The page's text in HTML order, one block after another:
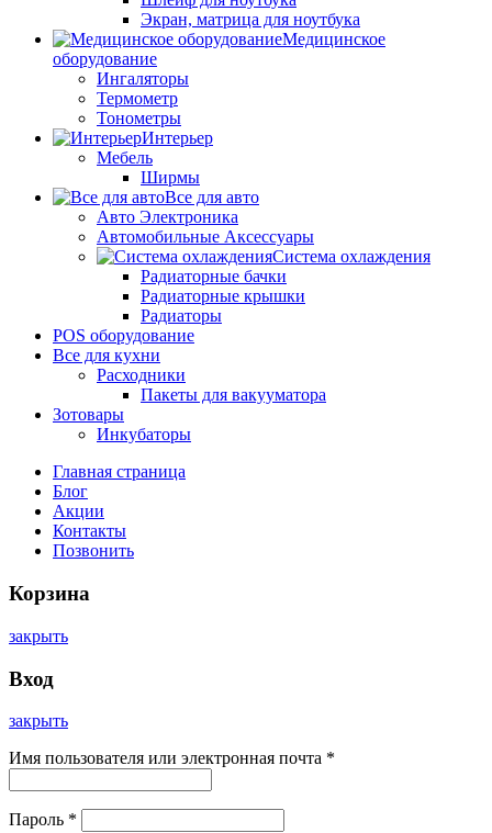
Экран, матрица для ноутбука
Медицинское
оборудование
Ингаляторы
Термометр
Тонометры
Интерьер
Мебель
Ширмы
Все для авто
Авто Электроника
Автомобильные Аксессуары
Система охлаждения
Радиаторные бачки
Радиаторные крышки
Радиаторы
POS оборудование
Все для кухни
Расходники
Пакеты для вакууматора
Зотовары
Инкубаторы
Главная страница
Блог
Акции
Контакты
Позвонить
Корзина
закрыть
Вход
закрыть
Имя пользователя или электронная почта *
Пароль *